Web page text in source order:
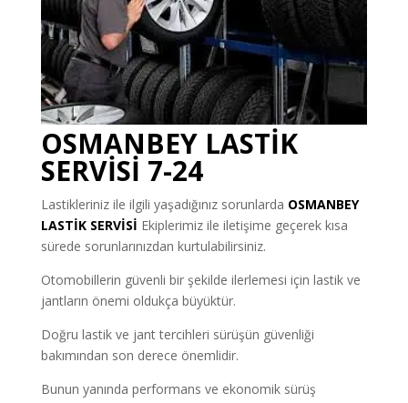
OSMANBEY LASTİK
SERVİSİ 7-24
Lastikleriniz ile ilgili yaşadığınız sorunlarda OSMANBEY
LASTİK SERVİSİ Ekiplerimiz ile iletişime geçerek kısa
sürede sorunlarınızdan kurtulabilirsiniz.
Otomobillerin güvenli bir şekilde ilerlemesi için lastik ve
jantların önemi oldukça büyüktür.
Doğru lastik ve jant tercihleri sürüşün güvenliği
bakımından son derece önemlidir.
Bunun yanında performans ve ekonomik sürüş